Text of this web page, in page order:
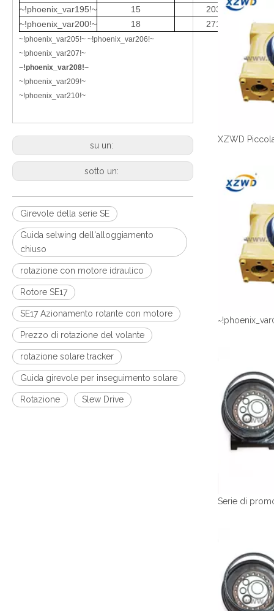
~!phoenix_var195!~
15
203
~!phoenix_var200!~
18 271
~!phoenix_var205!~ ~!phoenix_var206!~
~!phoenix_var207!~
~!phoenix_var208!~
~!phoenix_var209!~
~!phoenix_var210!~
su un:
sotto un:
Girevole della serie SE
Guida selwing dell'alloggiamento
chiuso
rotazione con motore idraulico
Rotore SE17
SE17 Azionamento rotante con motore
Prezzo di rotazione del volante
rotazione solare tracker
Guida girevole per inseguimento solare
Rotazione Slew Drive